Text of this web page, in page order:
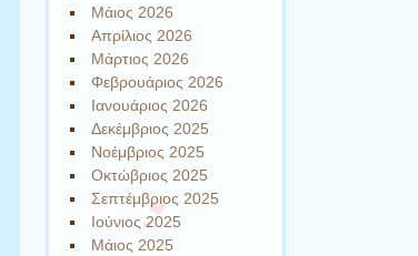
Μάιος 2026
Απρίλιος 2026
Μάρτιος 2026
Φεβρουάριος 2026
Ιανουάριος 2026
Δεκέμβριος 2025
Νοέμβριος 2025
Οκτώβριος 2025
Σεπτέμβριος 2025
Ιούνιος 2025
Μάιος 2025